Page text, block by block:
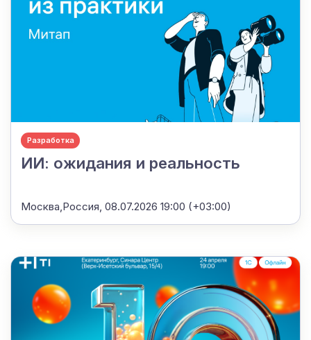
Разработка
ИИ: ожидания и реальность
Москва,Россия,08.07.2026 19:00 (+03:00)